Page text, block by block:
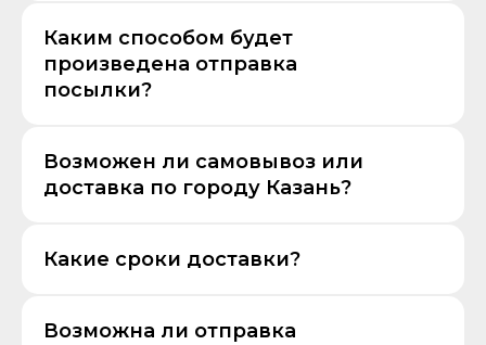
Каким способом будет
произведена отправка
посылки?
Возможен ли самовывоз или
доставка по городу Казань?
Какие сроки доставки?
Возможна ли отправка